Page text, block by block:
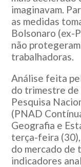
imaginavam.
as medidas
Bolsonaro (ex-
não
trabalhadoras.
Análise feita
do trimestre de
Pesquisa
(PNAD
Geografia e
terça-feira
do mercado de
indicadores